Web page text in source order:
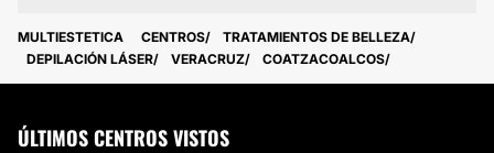
MULTIESTETICA CENTROS
TRATAMIENTOS DE BELLEZA
DEPILACIÓN LÁSER
VERACRUZ COATZACOALCOS
ÚLTIMOS CENTROS VISTOS